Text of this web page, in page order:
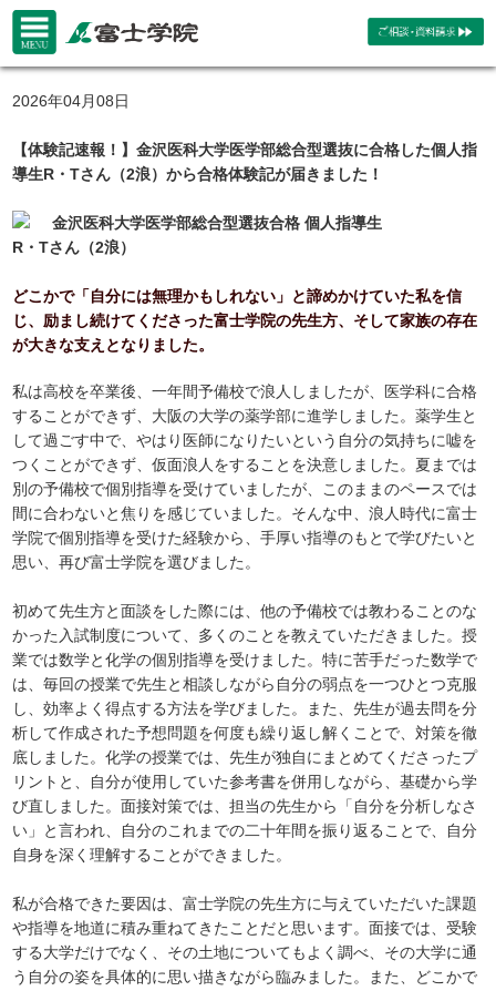
2026年04月08日
【体験記速報！】金沢医科大学医学部総合型選抜に合格した個人指
導生R・Tさん（2浪）から合格体験記が届きました！
金沢医科大学医学部総合型選抜合格 個人指導生
R・Tさん（2浪）
どこかで「自分には無理かもしれない」と諦めかけていた私を信
じ、励まし続けてくださった富士学院の先生方、そして家族の存在
が大きな支えとなりました。
私は高校を卒業後、一年間予備校で浪人しましたが、医学科に合格
することができず、大阪の大学の薬学部に進学しました。薬学生と
して過ごす中で、やはり医師になりたいという自分の気持ちに嘘を
つくことができず、仮面浪人をすることを決意しました。夏までは
別の予備校で個別指導を受けていましたが、このままのペースでは
間に合わないと焦りを感じていました。そんな中、浪人時代に富士
学院で個別指導を受けた経験から、手厚い指導のもとで学びたいと
思い、再び富士学院を選びました。
初めて先生方と面談をした際には、他の予備校では教わることのな
かった入試制度について、多くのことを教えていただきました。授
業では数学と化学の個別指導を受けました。特に苦手だった数学で
は、毎回の授業で先生と相談しながら自分の弱点を一つひとつ克服
し、効率よく得点する方法を学びました。また、先生が過去問を分
析して作成された予想問題を何度も繰り返し解くことで、対策を徹
底しました。化学の授業では、先生が独自にまとめてくださったプ
リントと、自分が使用していた参考書を併用しながら、基礎から学
び直しました。面接対策では、担当の先生から「自分を分析しなさ
い」と言われ、自分のこれまでの二十年間を振り返ることで、自分
自身を深く理解することができました。
私が合格できた要因は、富士学院の先生方に与えていただいた課題
や指導を地道に積み重ねてきたことだと思います。面接では、受験
する大学だけでなく、その土地についてもよく調べ、その大学に通
う自分の姿を具体的に思い描きながら臨みました。また、どこかで